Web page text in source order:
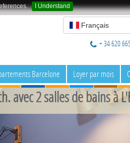
I Understand
Français
+ 34 620
Barcelone Loyer par mois
avec 2 salles de bains à